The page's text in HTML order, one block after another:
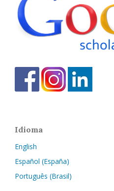
Idioma
English
Español (España)
Português (Brasil)